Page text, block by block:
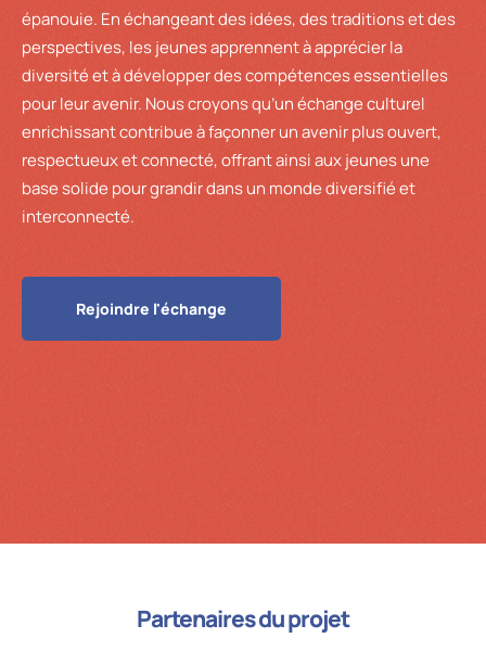
épanouie. En échangeant des idées, des traditions et des
perspectives, les jeunes apprennent à apprécier la
diversité et à développer des compétences essentielles
pour leur avenir. Nous croyons qu’un échange culturel
enrichissant contribue à façonner un avenir plus ouvert,
respectueux et connecté, offrant ainsi aux jeunes une
base solide pour grandir dans un monde diversifié et
interconnecté.
Rejoindre l'échange
Partenaires du projet